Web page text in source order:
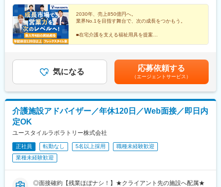
車いすが必要になる際、利用者様はもちろんご家族も大きな不安
を抱えています。また、抱える症状は個人により大きな差があ
り、介護用品の選定において、プロ目線での提案は不可欠。安心
して利用できる商品の納入が終わった際に頂く感謝の言葉は、大
きなやりがいを感じられる仕事です。
阜市）・三重県（四日市市）■信越・北陸■・長野県（長野市）・
山梨県（甲府市）・石川県（金沢市）・富山県（富山市）・福井
県（福井市）■関西■・大阪府・兵庫県（神戸市／尼崎市／姫路
市）・京都府（京都市）・奈良県（奈良市／天理市）・滋賀県
（大津市／彦根市）・和歌山県（和歌山市／田辺市）■中国■・広
九州■・福岡県（福岡市）
駅、おゆみ野駅、市川駅、動物公園駅、常陸青柳駅、駅東公園前
駅、足利駅、前橋大島駅、黄金駅(愛知県)、黒川駅(愛知県)、笠寺
駅、本山駅(愛知県)、土橋駅(愛知県)、市役所前駅(愛知県)、岩倉
駅(愛知県)、静岡駅、大岡駅(静岡県)、富士駅、藤枝駅、天竜川
駅、細畑駅、中川原駅、安茂里駅、酒折駅、西金沢駅、南富山
府)、新金岡駅、藤井寺駅、東部市場前駅、南吹田駅、大開駅、立
花駅、飾磨駅、竹田駅(京都府)、北山駅(京都府)、上桂駅、前栽
駅、尼ケ辻駅、瀬田駅(滋賀県)、ひこね芹川駅、六十谷駅、紀伊新
寺駅、名古屋大学駅、札木駅、鴫野駅、高鷲駅、新開地駅、西観
駅(愛知県)、豊橋公園前駅、上沢駅
2030年、売上850億円へ。
業界No.1を目指す舞台で、次の成長をつかもう。
■在宅介護を支える福祉用具を提案
■20～30代活躍中
気になる 応募依頼する
（エージェントサービス）
介護施設アドバイザー／年休120日／Web面接／即日内
定OK
ユースタイルラボラトリー株式会社
正社員 転勤なし 5名以上採用
職種未経験歓迎
業種未経験歓迎
◎面接確約【残業ほぼナシ！】★クライアント先の施設へ配属★